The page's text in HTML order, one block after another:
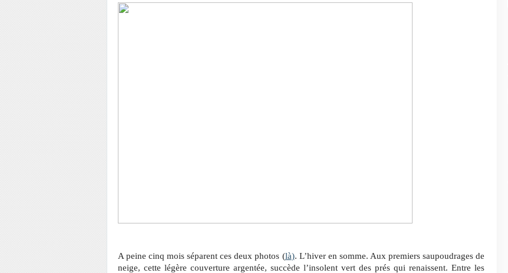
A peine cinq mois séparent ces deux photos (là). L’hiver en somme. Aux premiers saupoudrages de
neige, cette légère couverture argentée, succède l’insolent vert des prés qui renaissent. Entre les